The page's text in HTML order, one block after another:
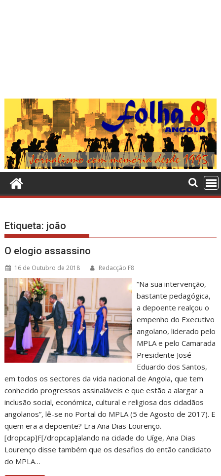
Etiqueta: joão
O elogio assassino
16 de Outubro de 2018 Redacção F8
“Na sua intervenção,
bastante pedagógica,
a depoente realçou o
empenho do Executivo
angolano, liderado pelo
MPLA e pelo Camarada
Presidente José
Eduardo dos Santos,
em todos os sectores da vida nacional de Angola, que tem
conhecido progressos assinaláveis e que estão a alargar a
inclusão social, económica, cultural e religiosa dos cidadãos
angolanos”, lê-se no Portal do MPLA (5 de Agosto de 2017). E
quem era a depoente? Era Ana Dias Lourenço.
[dropcap]F[/dropcap]alando na cidade do Uíge, Ana Dias
Lourenço disse também que os desafios do então candidato
do MPLA…